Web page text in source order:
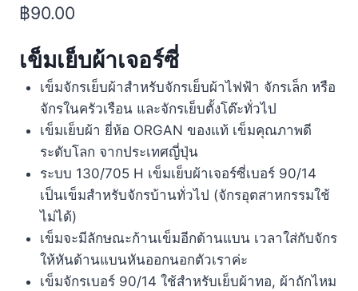
฿90.00
เข็มเย็บผ้าเจอร์ซี่
เข็มจักรเย็บผ้าสำหรับจักรเย็บผ้าไฟฟ้า จักรเล็ก หรือ
จักรในครัวเรือน และจักรเย็บตั้งโต๊ะทั่วไป
เข็มเย็บผ้า ยี่ห้อ ORGAN ของแท้ เข็มคุณภาพดี
ระดับโลก จากประเทศญี่ปุ่น
ระบบ 130/705 H เข็มเย็บผ้าเจอร์ซี่เบอร์ 90/14
เป็นเข็มสำหรับจักรบ้านทั่วไป (จักรอุตสาหกรรมใช้
ไม่ได้)
เข็มจะมีลักษณะก้านเข็มอีกด้านแบน เวลาใส่กับจักร
ให้หันด้านแบนหันออกนอกตัวเราค่ะ
เข็มจักรเบอร์ 90/14 ใช้สำหรับเย็บผ้าทอ, ผ้าถักไหม